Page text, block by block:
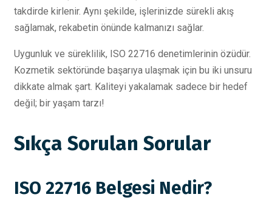
takdirde kirlenir. Aynı şekilde, işlerinizde sürekli akış
sağlamak, rekabetin önünde kalmanızı sağlar.
Uygunluk ve süreklilik, ISO 22716 denetimlerinin özüdür.
Kozmetik sektöründe başarıya ulaşmak için bu iki unsuru
dikkate almak şart. Kaliteyi yakalamak sadece bir hedef
değil; bir yaşam tarzı!
Sıkça Sorulan Sorular
ISO 22716 Belgesi Nedir?